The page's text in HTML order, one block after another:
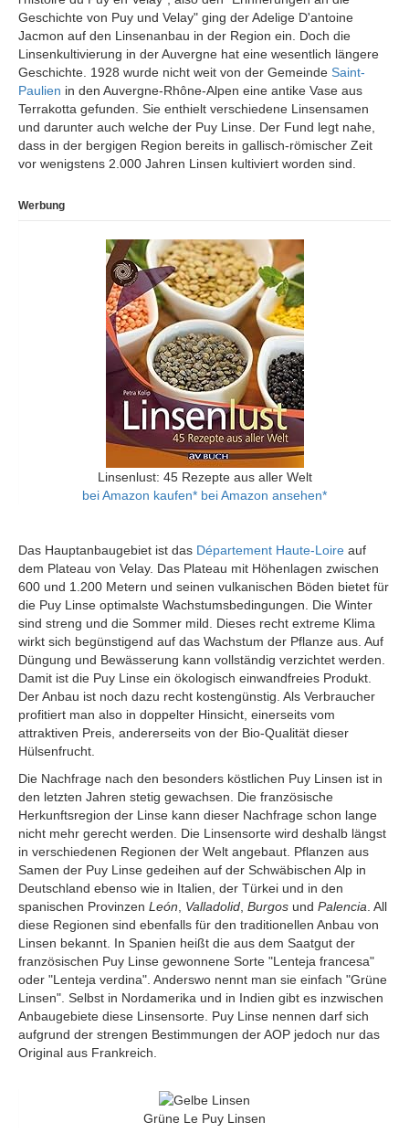
Geschichte von Puy und Velay" ging der Adelige D'antoine
Jacmon auf den Linsenanbau in der Region ein. Doch die
Linsenkultivierung in der Auvergne hat eine wesentlich längere
Geschichte. 1928 wurde nicht weit von der Gemeinde Saint-
Paulien in den Auvergne-Rhône-Alpen eine antike Vase aus
Terrakotta gefunden. Sie enthielt verschiedene Linsensamen
und darunter auch welche der Puy Linse. Der Fund legt nahe,
dass in der bergigen Region bereits in gallisch-römischer Zeit
vor wenigstens 2.000 Jahren Linsen kultiviert worden sind.
Werbung
Linsenlust: 45 Rezepte aus aller Welt
bei Amazon kaufen* bei Amazon ansehen*
Das Hauptanbaugebiet ist das Département Haute-Loire auf
dem Plateau von Velay. Das Plateau mit Höhenlagen zwischen
600 und 1.200 Metern und seinen vulkanischen Böden bietet für
die Puy Linse optimalste Wachstumsbedingungen. Die Winter
sind streng und die Sommer mild. Dieses recht extreme Klima
wirkt sich begünstigend auf das Wachstum der Pflanze aus. Auf
Düngung und Bewässerung kann vollständig verzichtet werden.
Damit ist die Puy Linse ein ökologisch einwandfreies Produkt.
Der Anbau ist noch dazu recht kostengünstig. Als Verbraucher
profitiert man also in doppelter Hinsicht, einerseits vom
attraktiven Preis, andererseits von der Bio-Qualität dieser
Hülsenfrucht.
Die Nachfrage nach den besonders köstlichen Puy Linsen ist in
den letzten Jahren stetig gewachsen. Die französische
Herkunftsregion der Linse kann dieser Nachfrage schon lange
nicht mehr gerecht werden. Die Linsensorte wird deshalb längst
in verschiedenen Regionen der Welt angebaut. Pflanzen aus
Samen der Puy Linse gedeihen auf der Schwäbischen Alp in
Deutschland ebenso wie in Italien, der Türkei und in den
spanischen Provinzen León, Valladolid, Burgos und Palencia. All
diese Regionen sind ebenfalls für den traditionellen Anbau von
Linsen bekannt. In Spanien heißt die aus dem Saatgut der
französischen Puy Linse gewonnene Sorte "Lenteja francesa"
oder "Lenteja verdina". Anderswo nennt man sie einfach "Grüne
Linsen". Selbst in Nordamerika und in Indien gibt es inzwischen
Anbaugebiete diese Linsensorte. Puy Linse nennen darf sich
aufgrund der strengen Bestimmungen der AOP jedoch nur das
Original aus Frankreich.
Grüne Le Puy Linsen